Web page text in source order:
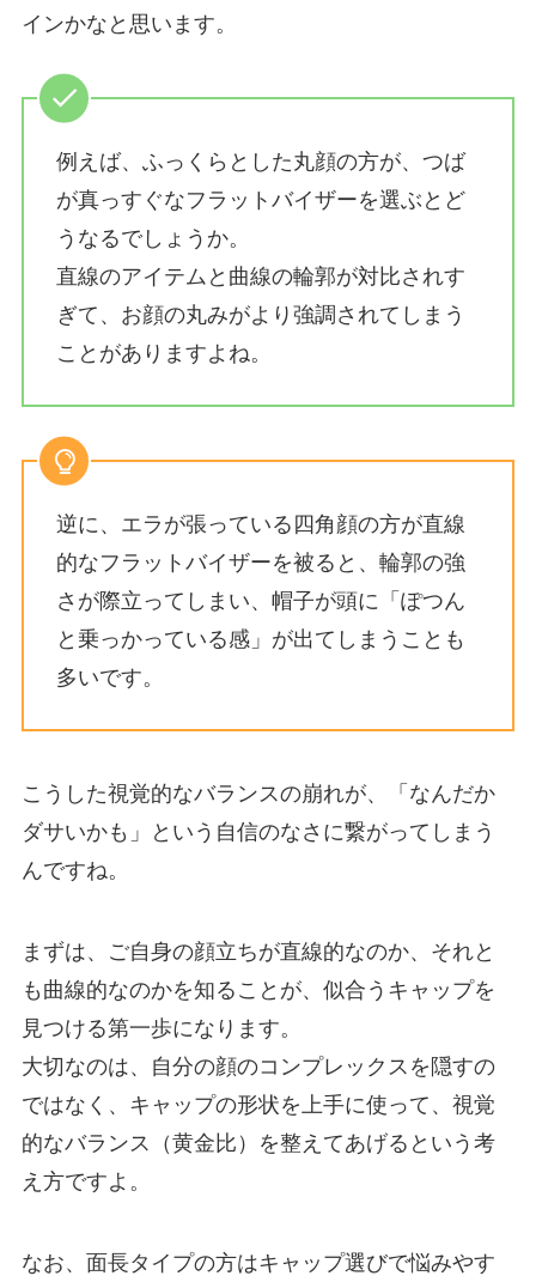
インかなと思います。
例えば、ふっくらとした丸顔の方が、つば
が真っすぐなフラットバイザーを選ぶとど
うなるでしょうか。
直線のアイテムと曲線の輪郭が対比されす
ぎて、お顔の丸みがより強調されてしまう
ことがありますよね。
逆に、エラが張っている四角顔の方が直線
的なフラットバイザーを被ると、輪郭の強
さが際立ってしまい、帽子が頭に「ぽつん
と乗っかっている感」が出てしまうことも
多いです。
こうした視覚的なバランスの崩れが、「なんだか
ダサいかも」という自信のなさに繋がってしまう
んですね。
まずは、ご自身の顔立ちが直線的なのか、それと
も曲線的なのかを知ることが、似合うキャップを
見つける第一歩になります。
大切なのは、自分の顔のコンプレックスを隠すの
ではなく、キャップの形状を上手に使って、視覚
的なバランス（黄金比）を整えてあげるという考
え方ですよ。
なお、面長タイプの方はキャップ選びで悩みやす